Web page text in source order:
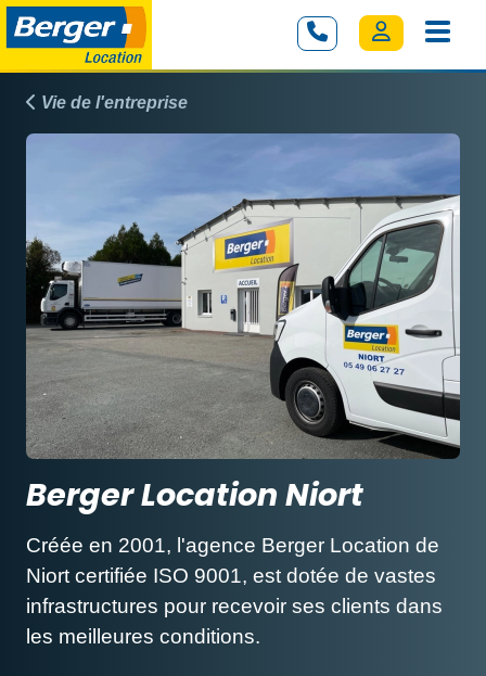
Vie de l'entreprise
Berger Location Niort
Créée en 2001, l'agence Berger Location de
Niort certifiée ISO 9001, est dotée de vastes
infrastructures pour recevoir ses clients dans
les meilleures conditions.